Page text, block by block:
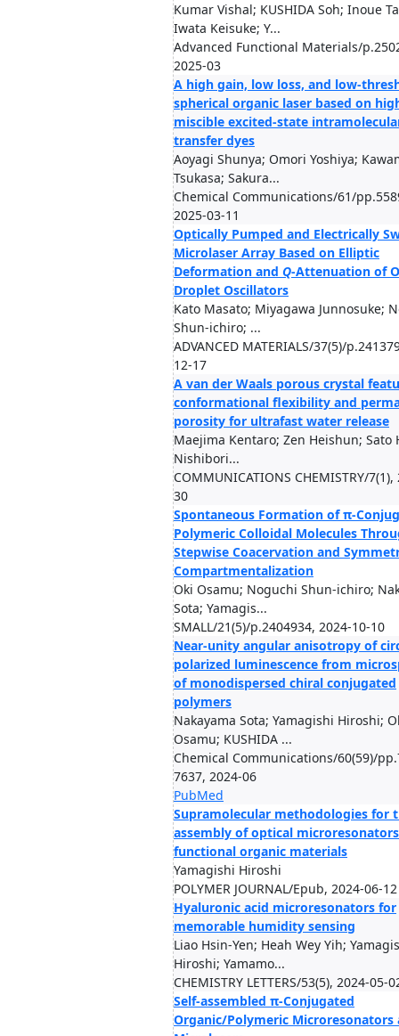
Kumar Vishal; KUSHIDA Soh; Inoue
Iwata Keisuke; Y...
Advanced Functional Materials/
2025-03
A high gain, low loss, and low-
spherical organic laser based on
miscible excited-state
transfer dyes
Aoyagi Shunya; Omori Yoshiya;
Tsukasa; Sakura...
Chemical Communications/61/
2025-03-11
Optically Pumped and Electrically
Microlaser Array Based on Elliptic
Deformation and Q-Attenuation of
Droplet Oscillators
Kato Masato; Miyagawa Junnosuke;
Shun-ichiro; ...
ADVANCED MATERIALS/37(5)/
12-17
A van der Waals porous crystal
conformational flexibility and
porosity for ultrafast water release
Maejima Kentaro; Zen Heishun; Sato
Nishibori...
COMMUNICATIONS CHEMISTRY/
30
Spontaneous Formation of π-
Polymeric Colloidal Molecules
Stepwise Coacervation and
Compartmentalization
Oki Osamu; Noguchi Shun-ichiro;
Sota; Yamagis...
SMALL/21(5)/p.2404934, 2024-10-10
Near-unity angular anisotropy of
polarized luminescence from
of monodispersed chiral conjugated
polymers
Nakayama Sota; Yamagishi Hiroshi;
Osamu; KUSHIDA ...
Chemical Communications/60(59)/
7637, 2024-06
PubMed
Supramolecular methodologies for
assembly of optical
functional organic materials
Yamagishi Hiroshi
POLYMER JOURNAL/Epub, 2024-06-12
Hyaluronic acid microresonators for
memorable humidity sensing
Liao Hsin-Yen; Heah Wey Yih;
Hiroshi; Yamamo...
CHEMISTRY LETTERS/53(5), 2024-05-
Self-assembled π-Conjugated
Organic/Polymeric Microresonators